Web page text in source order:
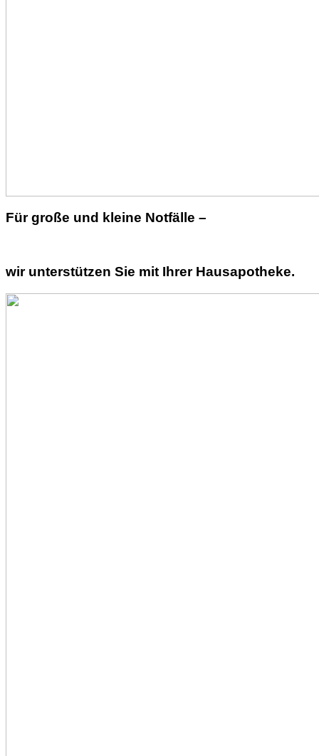
Für große und kleine Notfälle –
wir unterstützen Sie mit Ihrer Hausapotheke.